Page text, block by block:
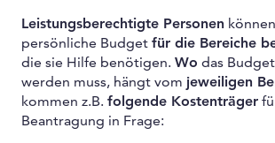
Leistungsberechtigte Personen
persönliche Budget für die Bereiche
die sie Hilfe benötigen. Wo das
werden muss, hängt vom jeweiligen
kommen z.B. folgende Kostenträger
Beantragung in Frage: